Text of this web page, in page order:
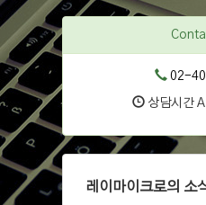
02-
상담시간
레이마이크로의 소